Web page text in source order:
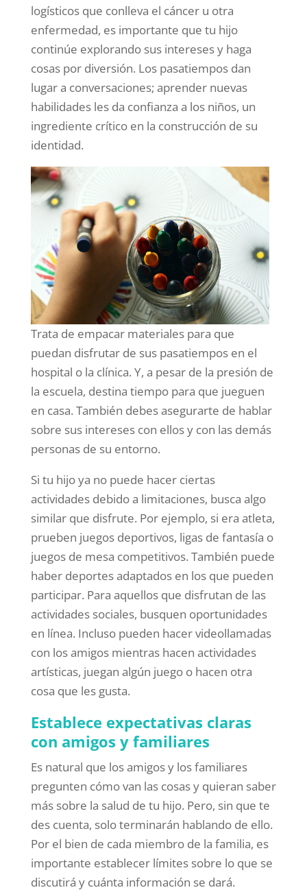
logísticos que conlleva el cáncer u otra
enfermedad, es importante que tu hijo
continúe explorando sus intereses y haga
cosas por diversión. Los pasatiempos dan
lugar a conversaciones; aprender nuevas
habilidades les da confianza a los niños, un
ingrediente crítico en la construcción de su
identidad.
Trata de empacar materiales para que
puedan disfrutar de sus pasatiempos en el
hospital o la clínica. Y, a pesar de la presión de
la escuela, destina tiempo para que jueguen
en casa. También debes asegurarte de hablar
sobre sus intereses con ellos y con las demás
personas de su entorno.
Si tu hijo ya no puede hacer ciertas
actividades debido a limitaciones, busca algo
similar que disfrute. Por ejemplo, si era atleta,
prueben juegos deportivos, ligas de fantasía o
juegos de mesa competitivos. También puede
haber deportes adaptados en los que pueden
participar. Para aquellos que disfrutan de las
actividades sociales, busquen oportunidades
en línea. Incluso pueden hacer videollamadas
con los amigos mientras hacen actividades
artísticas, juegan algún juego o hacen otra
cosa que les gusta.
Establece expectativas claras
con amigos y familiares
Es natural que los amigos y los familiares
pregunten cómo van las cosas y quieran saber
más sobre la salud de tu hijo. Pero, sin que te
des cuenta, solo terminarán hablando de ello.
Por el bien de cada miembro de la familia, es
importante establecer límites sobre lo que se
discutirá y cuánta información se dará.